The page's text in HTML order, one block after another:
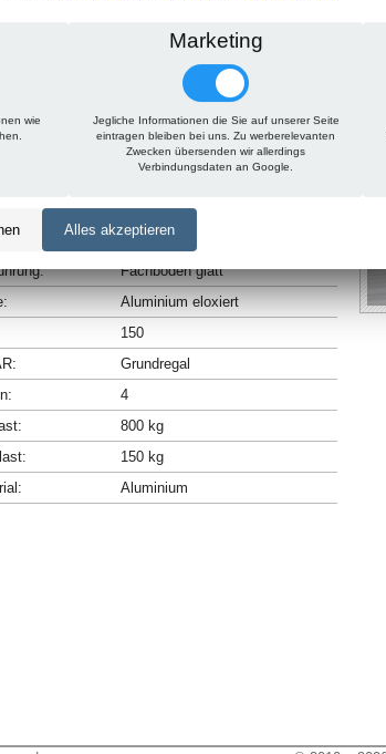
Daten Beschreibung Zu diesem
500 mm
750 mm
Fachböden glatt
Aluminium eloxiert
150
Grundregal
4
800 kg
150 kg
Aluminium
wie
Marketing
Jegliche Informationen die Sie auf unserer Seite
eintragen bleiben bei uns. Zu werberelevanten
Zwecken übersenden wir allerdings
Verbindungsdaten an Google.
Alles akzeptieren